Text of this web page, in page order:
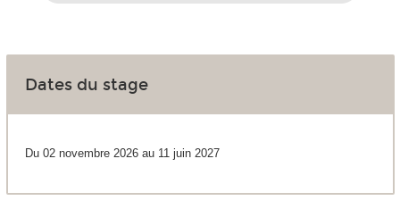
Dates du stage
Du 02 novembre 2026 au 11 juin 2027